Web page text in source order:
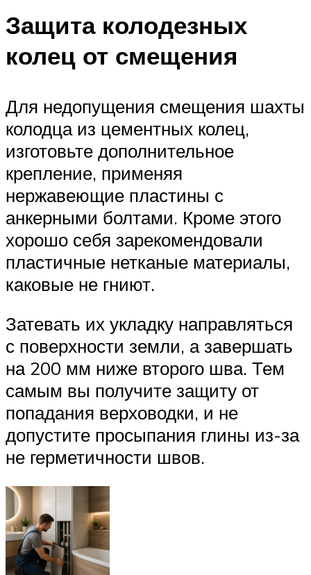
Защита колодезных
колец от смещения
Для недопущения смещения шахты
колодца из цементных колец,
изготовьте дополнительное
крепление, применяя
нержавеющие пластины с
анкерными болтами. Кроме этого
хорошо себя зарекомендовали
пластичные нетканые материалы,
каковые не гниют.
Затевать их укладку направляться
с поверхности земли, а завершать
на 200 мм ниже второго шва. Тем
самым вы получите защиту от
попадания верховодки, и не
допустите просыпания глины из-за
не герметичности швов.